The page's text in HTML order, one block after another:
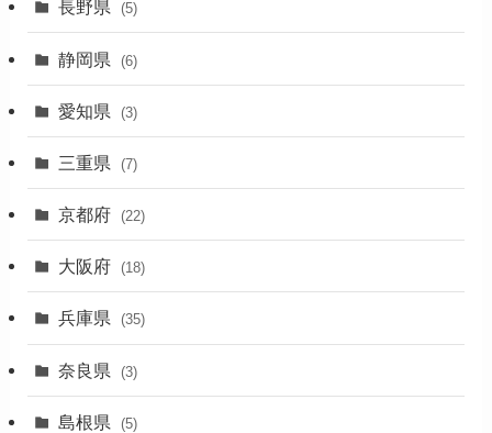
(5)
(1)
(11)
(4)
(4)
(17)
長野県 (5)
静岡県 (6)
愛知県 (3)
三重県 (7)
京都府 (22)
大阪府 (18)
兵庫県 (35)
奈良県 (3)
島根県 (5)